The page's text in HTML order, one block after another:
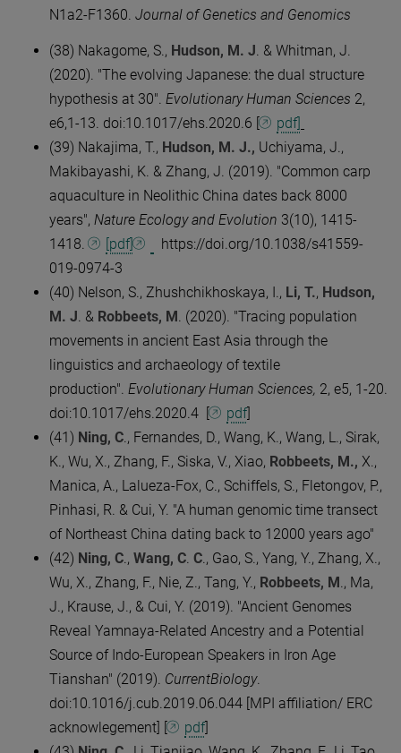
N1a2-F1360. Journal of Genetics and Genomics
(38) Nakagome, S., Hudson, M. J. & Whitman, J.
(2020). "The evolving Japanese: the dual structure
hypothesis at 30". Evolutionary Human Sciences 2,
e6,1-13. doi:10.1017/ehs.2020.6 [
pdf]
(39) Nakajima, T., Hudson, M. J., Uchiyama, J.,
Makibayashi, K. & Zhang, J. (2019). "Common carp
aquaculture in Neolithic China dates back 8000
years", Nature Ecology and Evolution 3(10), 1415-
1418.
[pdf]
https://doi.org/10.1038/s41559-
019-0974-3
(40) Nelson, S., Zhushchikhoskaya, I., Li, T., Hudson,
M. J. & Robbeets, M. (2020). "Tracing population
movements in ancient East Asia through the
linguistics and archaeology of textile
production". Evolutionary Human Sciences, 2, e5, 1-20.
doi:10.1017/ehs.2020.4 [ pdf]
(41) Ning, C., Fernandes, D., Wang, K., Wang, L., Sirak,
K., Wu, X., Zhang, F., Siska, V., Xiao, Robbeets, M., X.,
Manica, A., Lalueza-Fox, C., Schiffels, S., Fletongov, P.,
Pinhasi, R. & Cui, Y. "A human genomic time transect
of Northeast China dating back to 12000 years ago"
(42) Ning, C., Wang, C. C., Gao, S., Yang, Y., Zhang, X.,
Wu, X., Zhang, F., Nie, Z., Tang, Y., Robbeets, M., Ma,
J., Krause, J., & Cui, Y. (2019). "Ancient Genomes
Reveal Yamnaya-Related Ancestry and a Potential
Source of Indo-European Speakers in Iron Age
Tianshan" (2019). CurrentBiology.
doi:10.1016/j.cub.2019.06.044 [MPI affiliation/ ERC
acknowlegement] [
pdf]